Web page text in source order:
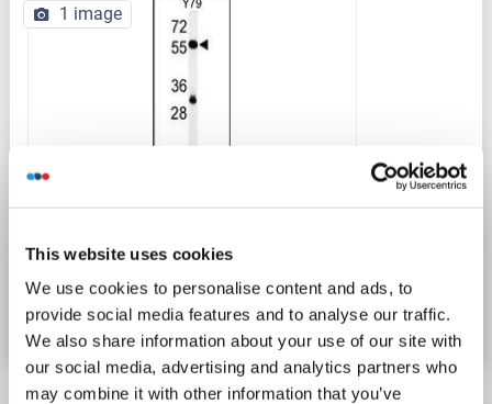
This website uses cookies
We use cookies to personalise content and ads, to
provide social media features and to analyse our traffic.
We also share information about your use of our site with
our social media, advertising and analytics partners who
may combine it with other information that you’ve
1 image
N° du produit ABIN651015
Fiche technique Détails